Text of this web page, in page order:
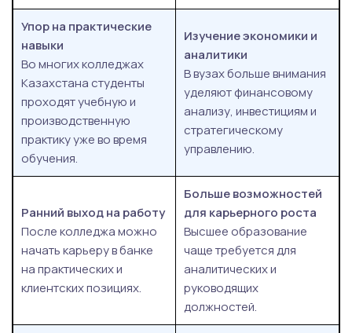
Упор на практические
навыки
Во многих колледжах
Казахстана студенты
проходят учебную и
производственную
практику уже во время
обучения.
Изучение экономики и
аналитики
В вузах больше внимания
уделяют финансовому
анализу, инвестициям и
стратегическому
управлению.
Ранний выход на работу
После колледжа можно
начать карьеру в банке
на практических и
клиентских позициях.
Больше возможностей
для карьерного роста
Высшее образование
чаще требуется для
аналитических и
руководящих
должностей.